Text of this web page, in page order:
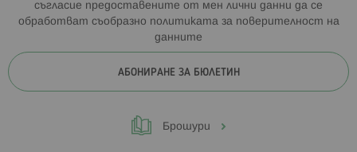
съгласие предоставените от мен лични данни да се
обработват съобразно политиката за поверителност на
данните
АБОНИРАНЕ ЗА БЮЛЕТИН
Брошури